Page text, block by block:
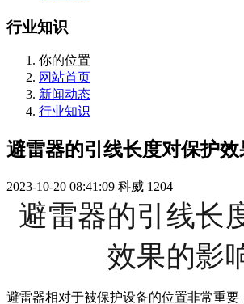
行业知识
你的位置
网站首页
新闻动态
行业知识
避雷器的引线长度对保护效
2023-10-20 08:41:09 科威 1204
避雷器的引线长
效果的影
避雷器相对于被保护设备的位置非常重要